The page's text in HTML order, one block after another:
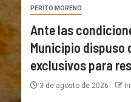
PERITO MORENO
Ante las
Municipio dispuso
exclusivos para
3 de agosto de 2026